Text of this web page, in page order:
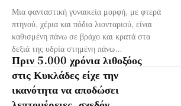
Μια φανταστική γυναικεία μορφή, με φτερά
πτηνού, χέρια και πόδια λιονταριού, είναι
καθισμένη πάνω σε βράχο και κρατά στα
δεξιά της υδρία στημένη πάνω...
Πριν 5.000 χρόνια λιθοξόος
στις Κυκλάδες είχε την
ικανότητα να αποδώσει